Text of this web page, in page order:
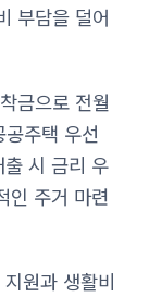
부담을 덜어
금으로 전월
주택 우선
시 금리 우
인 주거 마련
원과 생활비